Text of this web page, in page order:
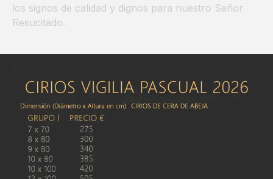
los signos de calidad y dignos para nuestro Señor
Resucitado.